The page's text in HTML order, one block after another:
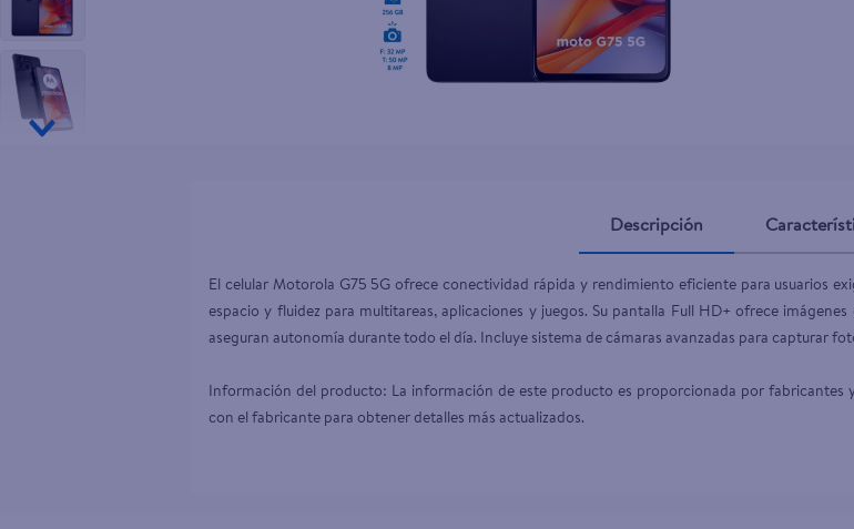
Descripción
El celular Motorola G75 5G ofrece conectividad rápida y rendimiento eficiente para usuarios
espacio y fluidez para multitareas, aplicaciones y juegos. Su pantalla Full HD+ ofrece
aseguran autonomía durante todo el día. Incluye sistema de cámaras avanzadas para capturar
Información del producto: La información de este producto es proporcionada por fabricantes
con el fabricante para obtener detalles más actualizados.